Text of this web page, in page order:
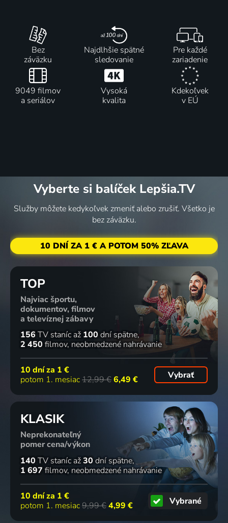
Bez
záväzku
Najdlhšie spätné
sledovanie
Pre každé
zariadenie
9049 filmov
a seriálov
Vysoká
kvalita
Kdekoľvek
v EÚ
Vyberte si balíček Lepšia.TV
Služby môžete kedykoľvek zmeniť alebo zrušiť. Všetko je
bez záväzku.
10 DNÍ ZA 1 € A POTOM 50% ZĽAVA
TOP
Najviac športu,
dokumentov, filmov
a televíznej zábavy
156 TV staníc až 100 dní spätne
2 450 filmov neobmedzené nahrávanie
10 dní za 1 €
potom 1. mesiac12,99 €6,49 € Vybrať
KLASIK
Neprekonateľný
pomer cena/výkon
140 TV staníc až30 dní spätne
1 697 filmov neobmedzené nahrávanie
10 dní za 1 €
potom 1. mesiac9,99 €4,99 € Vybrané